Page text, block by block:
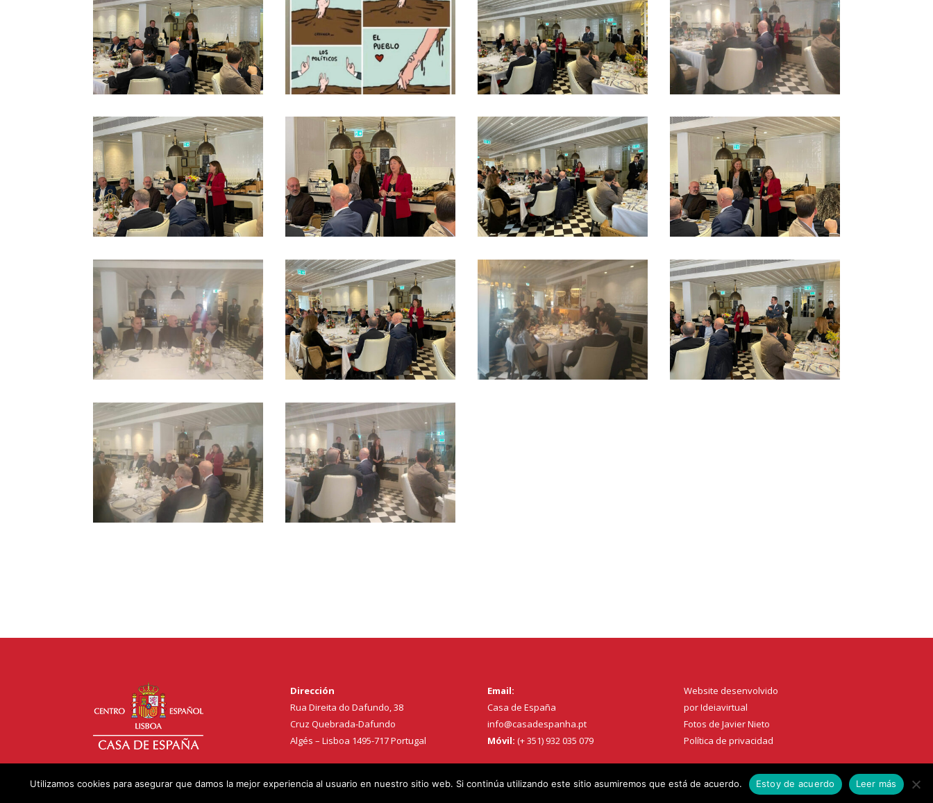
Dirección
Rua Direita do Dafundo, 38
Cruz Quebrada-Dafundo
Algés – Lisboa 1495-717 Portugal
Email:
Casa de España
info@casadespanha.pt
Móvil: (+ 351) 932 035 079
Website desenvolvido
porIdeiavirtual
Fotos de Javier Nieto
Política de privacidad
Utilizamos cookies para asegurar que damos la mejor experiencia al usuario en nuestro sitio web. Si continúa utilizando este sitio asumiremos que está de acuerdo. Estoy de acuerdo Leer más